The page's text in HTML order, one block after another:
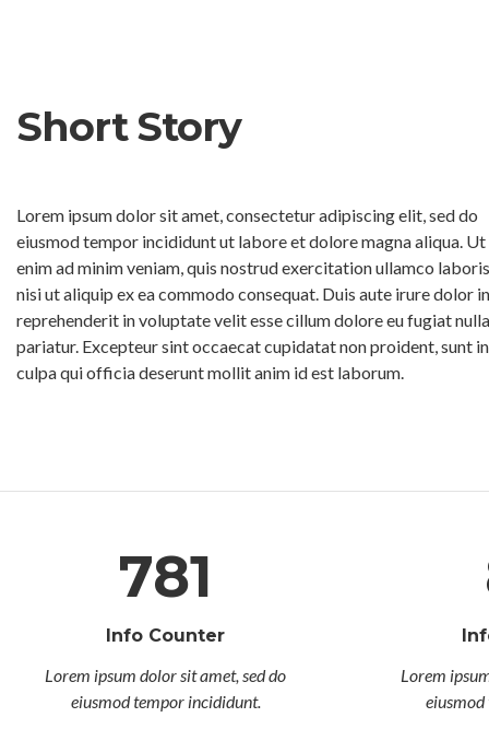
Short Story
Lorem ipsum dolor sit amet, consectetur adipiscing elit, sed do
eiusmod tempor incididunt ut labore et dolore magna aliqua. Ut
enim ad minim veniam, quis nostrud exercitation ullamco laboris
nisi ut aliquip ex ea commodo consequat. Duis aute irure dolor in
reprehenderit in voluptate velit esse cillum dolore eu fugiat nulla
pariatur. Excepteur sint occaecat cupidatat non proident, sunt in
culpa qui officia deserunt mollit anim id est laborum.
781
Info Counter
Lorem ipsum dolor sit amet, sed do
eiusmod tempor incididunt.
Lorem